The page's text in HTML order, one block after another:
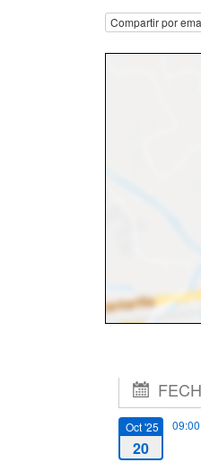
Compartir por
Oct '25
20
09:00